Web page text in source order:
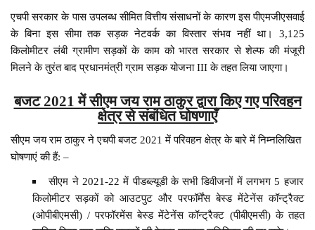
एचपी सरकार के पास उपलब्ध सीमित वित्तीय संसाधनों के कारण इस पीएमजीएसवाई
के बिना इस सीमा तक सड़क नेटवर्क का विस्तार संभव नहीं था। 3,125
किलोमीटर लंबी ग्रामीण सड़कों के काम को भारत सरकार से शेल्फ की मंजूरी
मिलने के तुरंत बाद प्रधानमंत्री ग्राम सड़क योजना III के तहत लिया जाएगा।
बजट 2021 में सीएम जय राम ठाकुर द्वारा किए गए परिवहन
क्षेत्र से संबंधित घोषणाएँ
सीएम जय राम ठाकुर ने एचपी बजट 2021 में परिवहन क्षेत्र के बारे में निम्नलिखित
घोषणाएं की हैं: –
सीएम ने 2021-22 में पीडब्ल्यूडी के सभी डिवीजनों में लगभग 5 हजार
किलोमीटर सड़कों को आउटपुट और परफॉर्मेंस बेस्ड मेंटेनेंस कॉन्ट्रैक्ट
(ओपीबीएमसी) / परफॉरमेंस बेस्ड मेंटेनेंस कॉन्ट्रैक्ट (पीबीएमसी) के तहत